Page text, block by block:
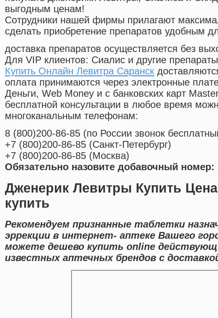
выгодным ценам!
Cотрудники нашей фирмы прилагают
сделать приобретение препаратов удобным
доставка препаратов осуществляется без
Для VIP клиентов: Сиалис и другие
Купить Онлайн Левитра Саранск
оплата принимаются через электронные
Деньги, Web Money и с банковских карт
бесплатной консультации в любое время
многоканальным телефонам:
8 (800)200-86-85 (по России звонок
+7 (800)200-86-85 (Санкт-Петербург)
+7 (800)200-86-85 (Москва)
Обязательно назовите добавочный номер:
Дженерик Левитры Купить
купить
Рекомендуем признанные таблетки
эррекции в интернет- аптеке Вашего
можете дешево купить online
известных аптечных брендов с